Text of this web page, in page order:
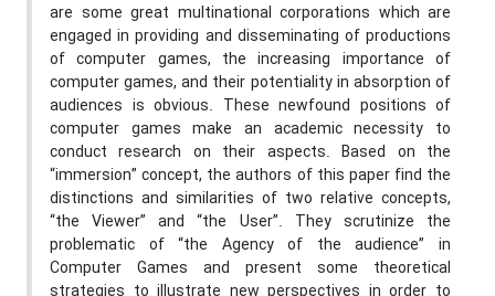
are some great multinational corporations which are
engaged in providing and disseminating of productions
of computer games, the increasing importance of
computer games, and their potentiality in absorption of
audiences is obvious. These newfound positions of
computer games make an academic necessity to
conduct research on their aspects. Based on the
“immersion” concept, the authors of this paper find the
distinctions and similarities of two relative concepts,
“the Viewer” and “the User”. They scrutinize the
problematic of “the Agency of the audience” in
Computer Games and present some theoretical